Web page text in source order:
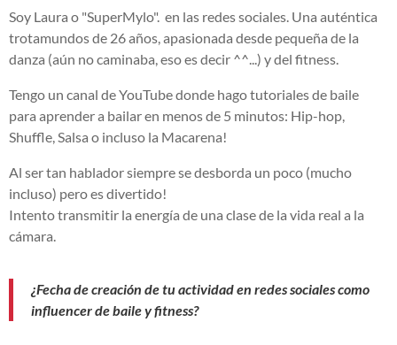
Soy Laura o "SuperMylo". en las redes sociales. Una auténtica
trotamundos de 26 años, apasionada desde pequeña de la
danza (aún no caminaba, eso es decir ^^...) y del fitness.
Tengo un canal de YouTube donde hago tutoriales de baile
para aprender a bailar en menos de 5 minutos: Hip-hop,
Shuffle, Salsa o incluso la Macarena!
Al ser tan hablador siempre se desborda un poco (mucho
incluso) pero es divertido!
Intento transmitir la energía de una clase de la vida real a la
cámara.
¿Fecha de creación de tu actividad en redes sociales como
influencer de baile y fitness?